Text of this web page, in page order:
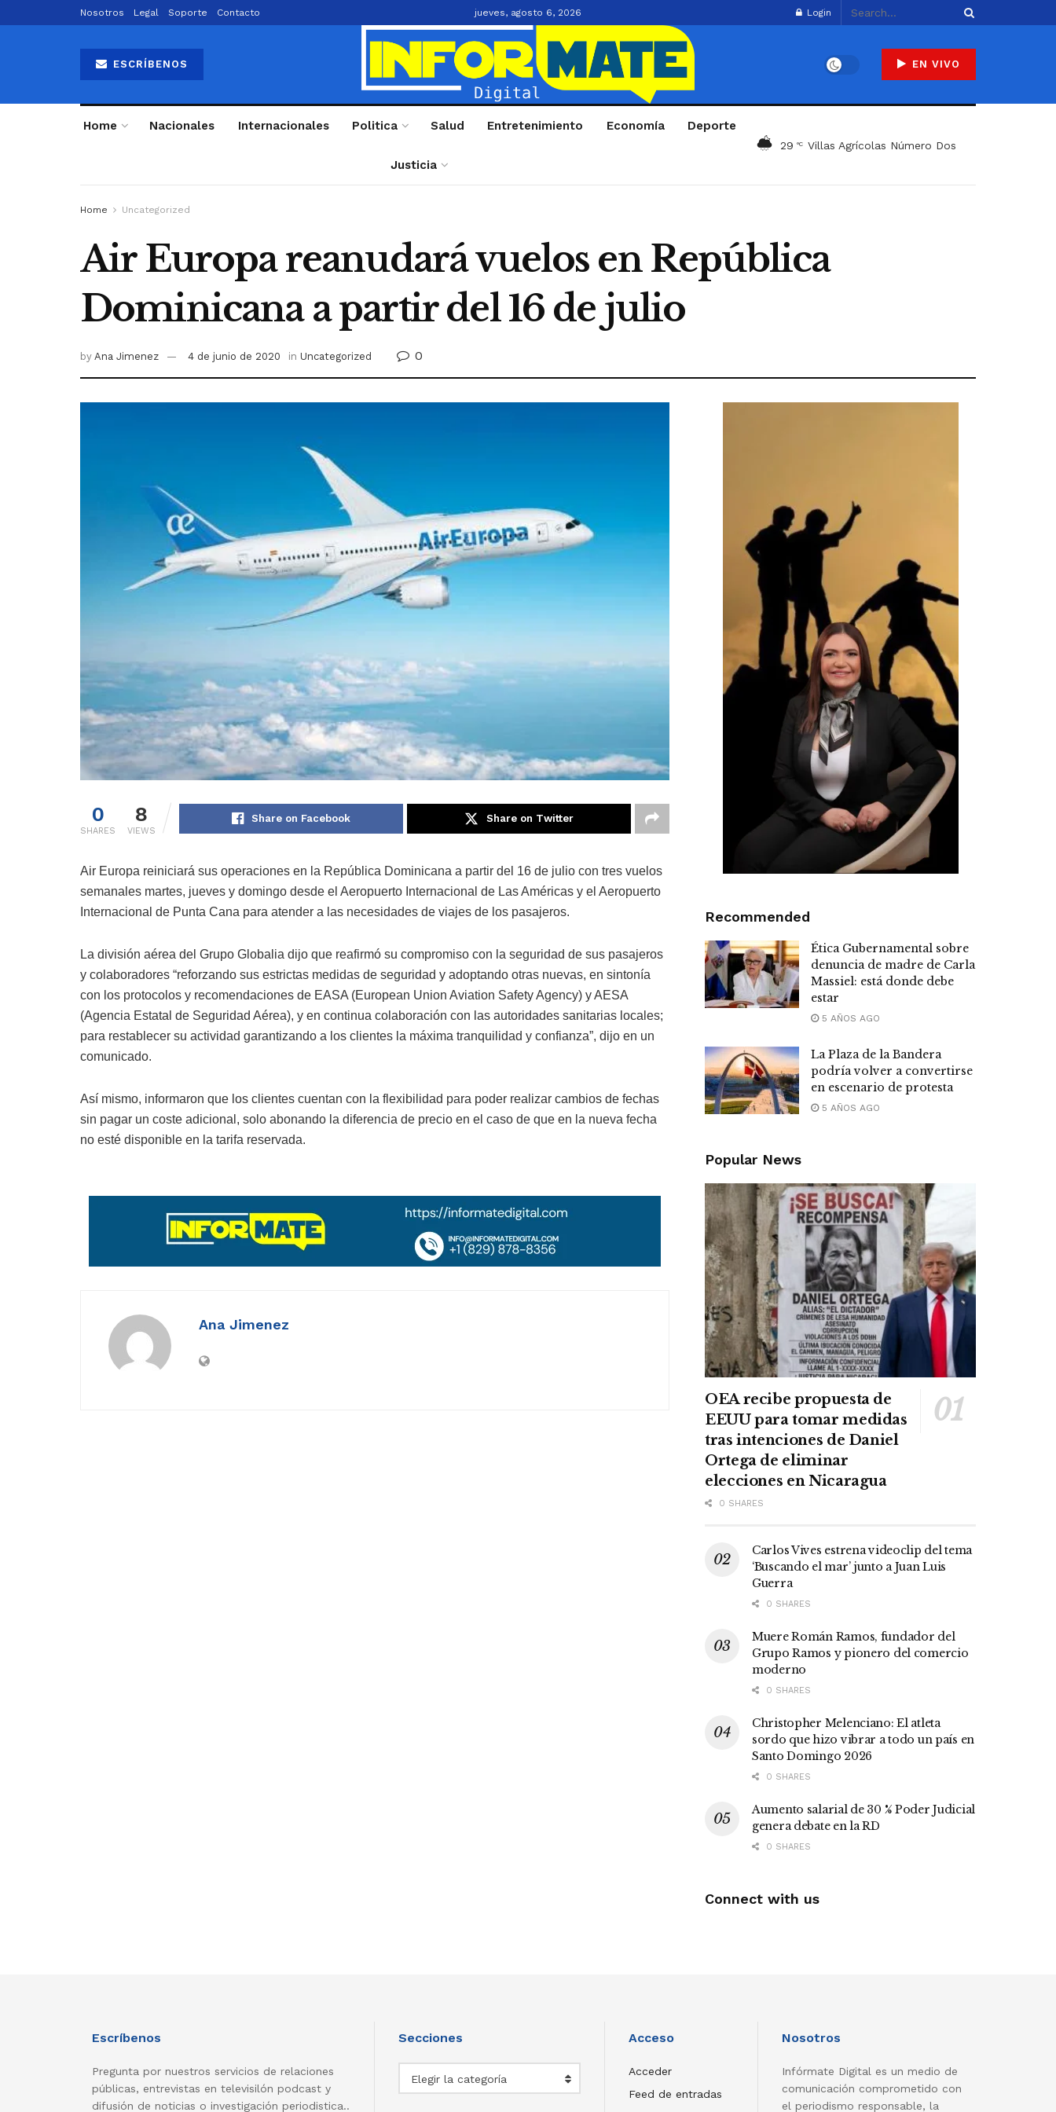
Nosotros Legal Soporte Contacto jueves, agosto 6, 2026 Login
ESCRÍBENOS EN VIVO
Home Nacionales Internacionales Politica Salud Entretenimiento Economía Deporte
Justicia
29 °C Villas Agrícolas Número Dos
Home Uncategorized
Air Europa reanudará vuelos en República
Dominicana a partir del 16 de julio
by Ana Jimenez 4 de junio de 2020 in Uncategorized 0
0
SHARES
8
VIEWS
Share on Facebook Share on Twitter
Air Europa reiniciará sus operaciones en la República Dominicana a partir del 16 de julio con tres vuelos
semanales martes, jueves y domingo desde el Aeropuerto Internacional de Las Américas y el Aeropuerto
Internacional de Punta Cana para atender a las necesidades de viajes de los pasajeros.
La división aérea del Grupo Globalia dijo que reafirmó su compromiso con la seguridad de sus pasajeros
y colaboradores “reforzando sus estrictas medidas de seguridad y adoptando otras nuevas, en sintonía
con los protocolos y recomendaciones de EASA (European Union Aviation Safety Agency) y AESA
(Agencia Estatal de Seguridad Aérea), y en continua colaboración con las autoridades sanitarias locales;
para restablecer su actividad garantizando a los clientes la máxima tranquilidad y confianza”, dijo en un
comunicado.
Así mismo, informaron que los clientes cuentan con la flexibilidad para poder realizar cambios de fechas
sin pagar un coste adicional, solo abonando la diferencia de precio en el caso de que en la nueva fecha
no esté disponible en la tarifa reservada.
Ana Jimenez
Recommended
Ética Gubernamental sobre
denuncia de madre de Carla
Massiel: está donde debe
estar
5 AÑOS AGO
La Plaza de la Bandera
podría volver a convertirse
en escenario de protesta
5 AÑOS AGO
Popular News
OEA recibe propuesta de
EEUU para tomar medidas
tras intenciones de Daniel
Ortega de eliminar
elecciones en Nicaragua
0 SHARES
Carlos Vives estrena videoclip del tema
‘Buscando el mar’ junto a Juan Luis
Guerra
0 SHARES
Muere Román Ramos, fundador del
Grupo Ramos y pionero del comercio
moderno
0 SHARES
Christopher Melenciano: El atleta
sordo que hizo vibrar a todo un país en
Santo Domingo 2026
0 SHARES
Aumento salarial de 30 % Poder Judicial
genera debate en la RD
0 SHARES
Connect with us
Escríbenos
Pregunta por nuestros servicios de relaciones
públicas, entrevistas en televisilón podcast y
difusión de noticias o investigación periodistica..
Secciones
Elegir la categoría
Acceso
Acceder
Feed de entradas
Nosotros
Infórmate Digital es un medio de
comunicación comprometido con
el periodismo responsable, la